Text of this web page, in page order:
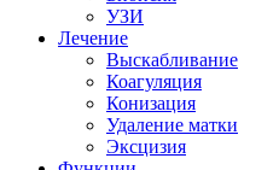
УЗИ
Лечение
Выскабливание
Коагуляция
Конизация
Удаление матки
Эксцизия